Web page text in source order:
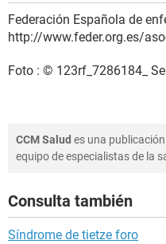
Federación Española de
http://www.feder.org.es/
Foto : © 123rf_7286184_
CCM Salud es una
equipo de especialistas de la
Consulta también
Síndrome de tietze foro